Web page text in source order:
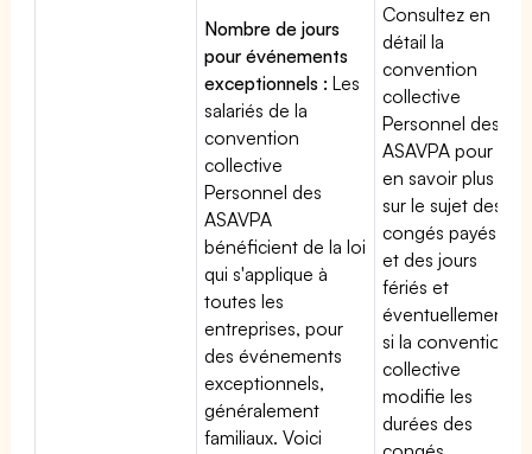
Nombre de jours
pour événements
exceptionnels : Les
salariés de la
convention
collective
Personnel des
ASAVPA
bénéficient de la loi
qui s'applique à
toutes les
entreprises, pour
des événements
exceptionnels,
généralement
familiaux. Voici
Consultez en
détail la
convention
collective
Personnel des
ASAVPA pour
en savoir plus
sur le sujet des
congés payés
et des jours
fériés et
éventuellement
si la convention
collective
modifie les
durées des